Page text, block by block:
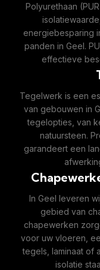
Polyurethaan
energiebesparing
panden in Geel.
effectieve
Tegelwerk is een
van gebouwen in
tegelopties, van
natuursteen.
garandeert een
In Geel leveren
gebied van
chapewerken
voor uw vloeren,
tegels, laminaat of
isolatie